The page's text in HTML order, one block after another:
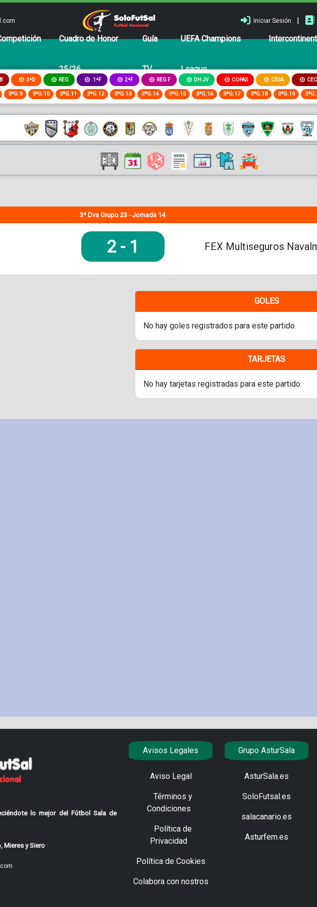
Iniciar Sesión |
Cuadro de Honor
25/26
Guía
TV
UEFA Champions
League
3ªD REG 1ªF 2ªF REG F DH JV COPAS CESA
3ªG.9 3ªG.10 3ªG.11 3ªG.12 3ªG.13 3ªG.14 3ªG.15 3ªG.16 3ªG.17 3ªG.18 3ªG.19
3ª Dvs Grupo 23 - Jornada 14
2- 1 FEX Multiseguros
GOLES
No hay goles registrados para este partido.
TARJETAS
No hay tarjetas registradas para este partido.
lo mejor del Fútbol Sala de
Mieres y Siero
Avisos Legales
Aviso Legal
Términos y
Condiciones
Política de
Privacidad
Política de Cookies
Colabora con nostros
Grupo AsturSala
AsturSala.es
SoloFutsal.es
salacanario.es
Asturfem.es